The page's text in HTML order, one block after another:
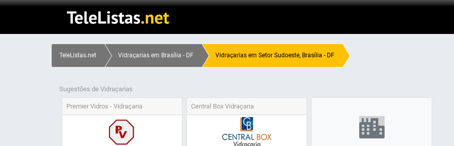
TeleListas.net Vidraçarias em Brasília - DF Vidraçarias em Setor Sudoeste, Brasília - DF
Sugestões de Vidraçarias
Premier Vidros - Vidraçaria Central Box Vidraçaria